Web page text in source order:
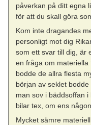
påverkan på ditt egna
för att du skall göra
Kom inte dragandes
personligt mot dig
som ett svar till dig, är
en fråga om
bodde de allra flesta
början av seklet
man sov i bäddsoffan
bilar tex, om ens
Mycket sämre